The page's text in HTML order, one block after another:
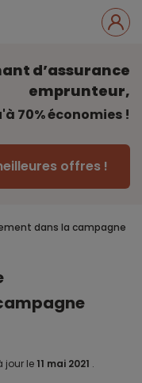
d’assurance
emprunteur,
70% économies !
offres !
dans la campagne
jour le 11 mai 2021 .